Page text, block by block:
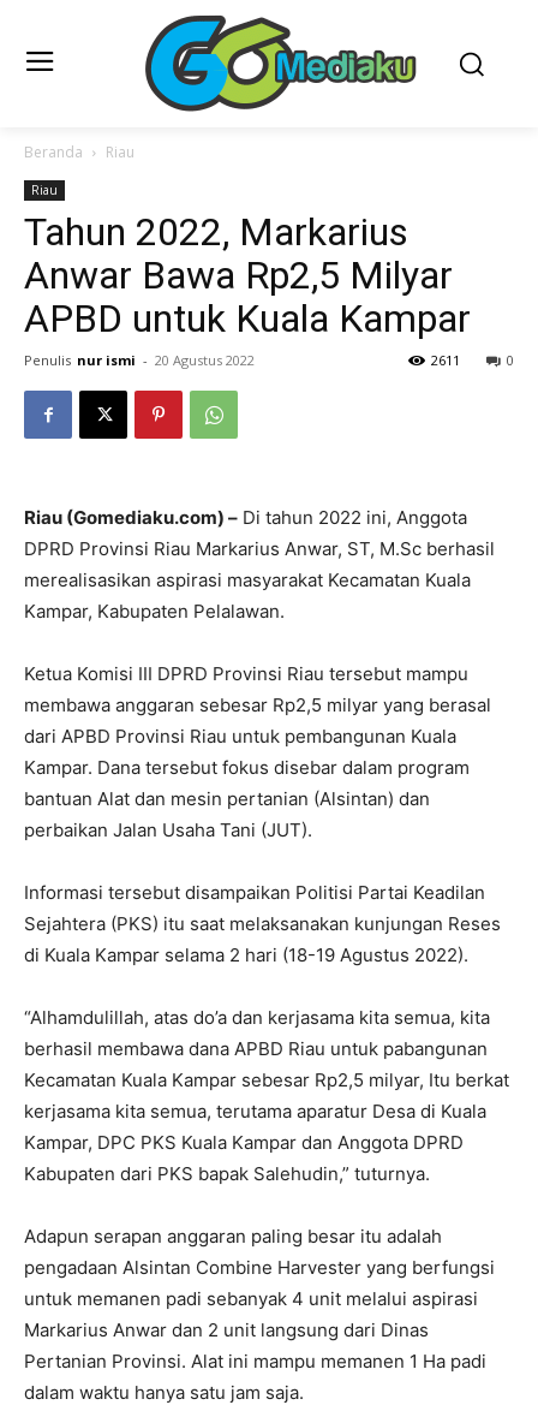
Beranda Riau
Riau
Tahun 2022, Markarius
Anwar Bawa Rp2,5 Milyar
APBD untuk Kuala Kampar
Penulis nur ismi - 20 Agustus 2022 0
2611
Riau (Gomediaku.com) – Di tahun 2022 ini, Anggota
DPRD Provinsi Riau Markarius Anwar, ST, M.Sc berhasil
merealisasikan aspirasi masyarakat Kecamatan Kuala
Kampar, Kabupaten Pelalawan.
Ketua Komisi III DPRD Provinsi Riau tersebut mampu
membawa anggaran sebesar Rp2,5 milyar yang berasal
dari APBD Provinsi Riau untuk pembangunan Kuala
Kampar. Dana tersebut fokus disebar dalam program
bantuan Alat dan mesin pertanian (Alsintan) dan
perbaikan Jalan Usaha Tani (JUT).
Informasi tersebut disampaikan Politisi Partai Keadilan
Sejahtera (PKS) itu saat melaksanakan kunjungan Reses
di Kuala Kampar selama 2 hari (18-19 Agustus 2022).
“Alhamdulillah, atas do’a dan kerjasama kita semua, kita
berhasil membawa dana APBD Riau untuk pabangunan
Kecamatan Kuala Kampar sebesar Rp2,5 milyar, Itu berkat
kerjasama kita semua, terutama aparatur Desa di Kuala
Kampar, DPC PKS Kuala Kampar dan Anggota DPRD
Kabupaten dari PKS bapak Salehudin,” tuturnya.
Adapun serapan anggaran paling besar itu adalah
pengadaan Alsintan Combine Harvester yang berfungsi
untuk memanen padi sebanyak 4 unit melalui aspirasi
Markarius Anwar dan 2 unit langsung dari Dinas
Pertanian Provinsi. Alat ini mampu memanen 1 Ha padi
dalam waktu hanya satu jam saja.